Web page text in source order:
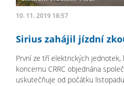
10. 11. 2019 18:57
Sirius zahájil jízdní
První ze tří elektrických
koncernu CRRC objednána
uskutečňuje od počátku